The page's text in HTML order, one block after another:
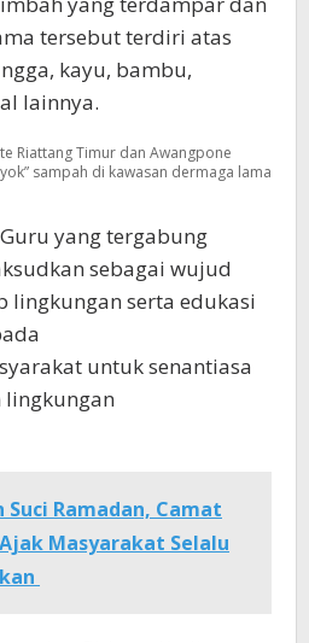
tersebut terdiri atas
kayu, bambu,
lainnya.
Riattang Timur dan Awangpone
sampah di kawasan dermaga lama
yang tergabung
sebagai wujud
lingkungan serta edukasi
untuk senantiasa
lingkungan
Suci Ramadan, Camat
Masyarakat Selalu